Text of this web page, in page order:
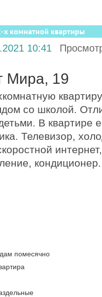
х комнатной квартиры
10:41
Мира, 19
со школой.
В квартире
Телевизор,
помесячно